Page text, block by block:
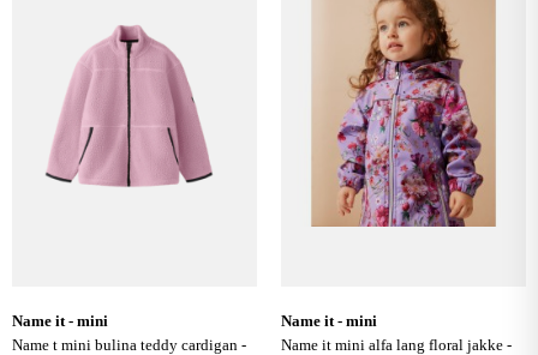
name it - mini
name t mini bulina teddy cardigan -
name it - mini
name it mini alfa lang floral jakke -